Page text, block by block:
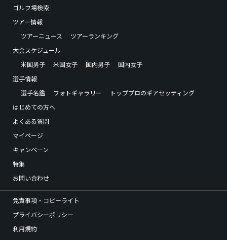
ゴルフ場検索
ツアー情報
ツアーニュース
ツアーランキング
大会スケジュール
米国男子
米国女子 国内男子
国内女子
選手情報
選手名鑑
フォトギャラリー
トッププロのギアセッティング
はじめての方へ
よくある質問
マイページ
キャンペーン
特集
お問い合わせ
免責事項・コピーライト
プライバシーポリシー
利用規約